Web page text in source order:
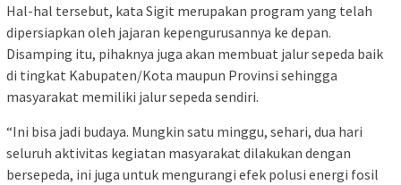
Hal-hal tersebut, kata Sigit merupakan program yang telah
dipersiapkan oleh jajaran kepengurusannya ke depan.
Disamping itu, pihaknya juga akan membuat jalur sepeda baik
di tingkat Kabupaten/Kota maupun Provinsi sehingga
masyarakat memiliki jalur sepeda sendiri.
“Ini bisa jadi budaya. Mungkin satu minggu, sehari, dua hari
seluruh aktivitas kegiatan masyarakat dilakukan dengan
bersepeda, ini juga untuk mengurangi efek polusi energi fosil